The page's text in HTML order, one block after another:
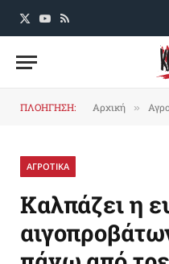
X
YouTube
RSS
ΠΛΟΗΓΗΣΗ: Αρχική »
ΑΓΡΟΤΙΚΑ
Καλπάζει η